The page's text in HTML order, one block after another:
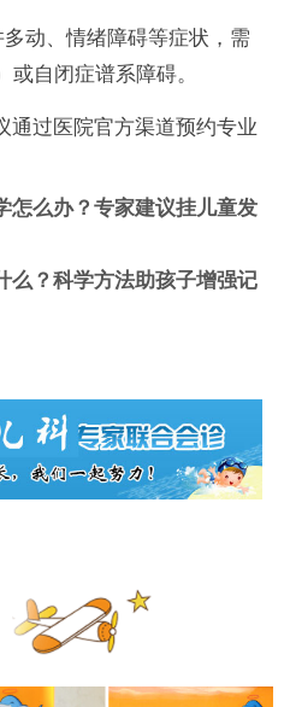
动、情绪障碍等症状，需
或自闭症谱系障碍。
通过医院官方渠道预约专业
怎么办？专家建议挂儿童发
么？科学方法助孩子增强记